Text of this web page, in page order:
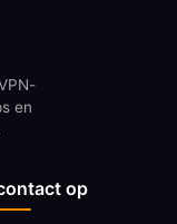
en
op